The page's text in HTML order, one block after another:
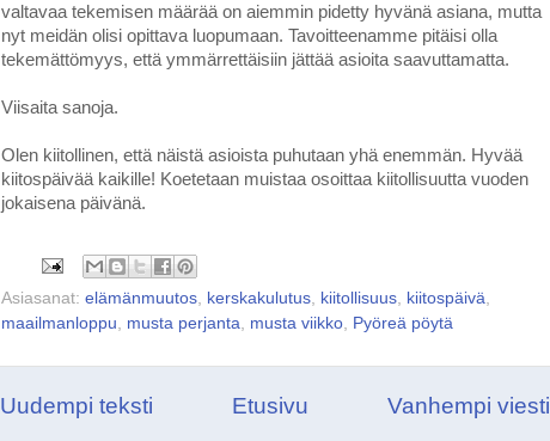
valtavaa tekemisen määrää on aiemmin pidetty hyvänä asiana, mutta
nyt meidän olisi opittava luopumaan. Tavoitteenamme pitäisi olla
tekemättömyys, että ymmärrettäisiin jättää asioita saavuttamatta.
Viisaita sanoja.
Olen kiitollinen, että näistä asioista puhutaan yhä enemmän. Hyvää
kiitospäivää kaikille! Koetetaan muistaa osoittaa kiitollisuutta vuoden
jokaisena päivänä.
Asiasanat: elämänmuutos, kerskakulutus, kiitollisuus, kiitospäivä,
maailmanloppu, musta perjanta, musta viikko, Pyöreä pöytä
Uudempi teksti Vanhempi viesti
Etusivu